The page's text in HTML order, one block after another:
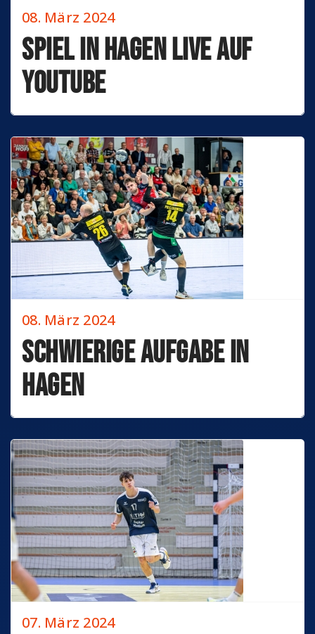
Spiel in Hagen live auf
YouTube
08. März 2024
Schwierige Aufgabe in
Hagen
08. März 2024
07. März 2024